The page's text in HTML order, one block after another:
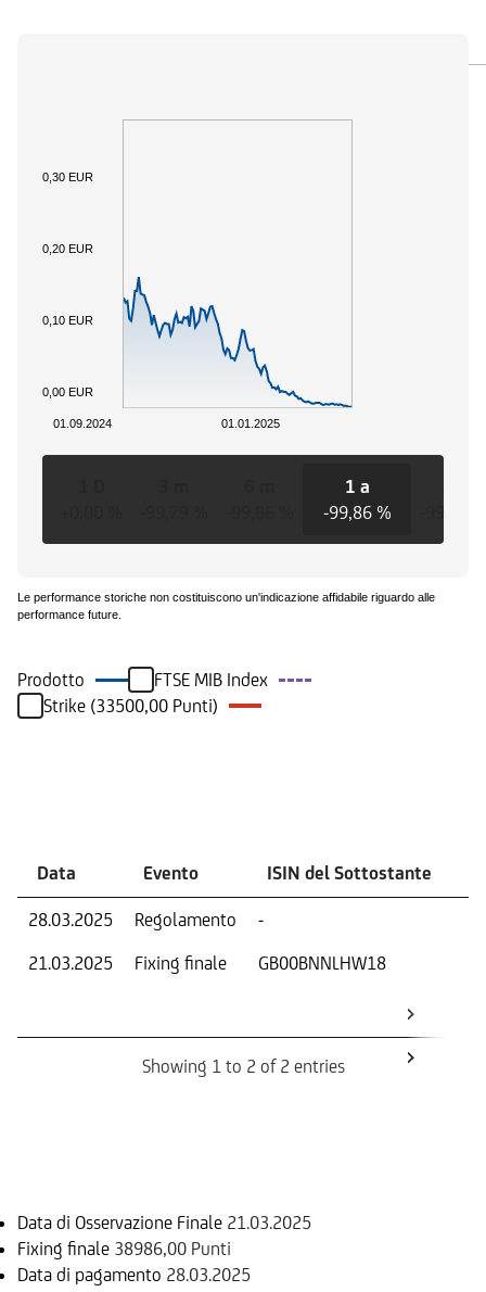
01.01.2025
01.09.2024
0,00 EUR
0,10 EUR
0,20 EUR
0,30 EUR
1 a
-99,86 %
Le performance storiche non costituiscono un'indicazione affidabile riguardo alle
performance future.
Prodotto
FTSE MIB Index
Strike (33500,00 Punti)
Data Evento ISIN del Sottostante
28.03.2025 Regolamento -
21.03.2025
Fixing finale GB00BNNLHW18
Showing 1 to 2 of 2 entries
Data di Osservazione Finale 21.03.2025
Fixing finale 38986,00 Punti
Data di pagamento 28.03.2025